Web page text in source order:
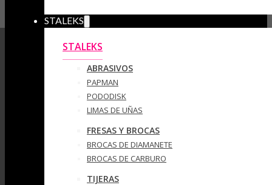
STALEKS
STALEKS
ABRASIVOS
PAPMAN
PODODISK
LIMAS DE UÑAS
FRESAS Y BROCAS
BROCAS DE DIAMANETE
BROCAS DE CARBURO
TIJERAS